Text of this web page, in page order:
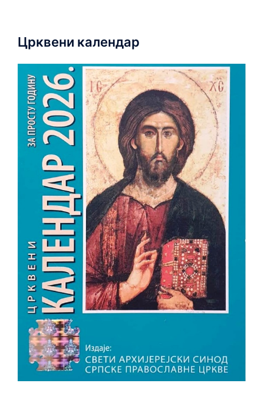
Црквени календар